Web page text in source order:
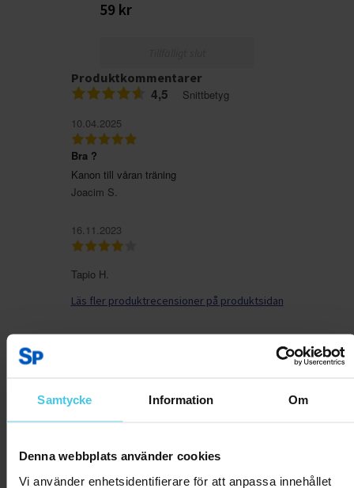
Samtycke Information Om
Denna webbplats använder cookies
Vi använder enhetsidentifierare för att anpassa innehållet
59 kr
Produktkommentarer
4,5
Snittbetyg
10.04.2025
Bra ?
Kanon till våran träning
Joacim S.
16.11.2023
Tapio H.
Läs fler produktrecensioner på produktsidan
FitNord Ankel- och